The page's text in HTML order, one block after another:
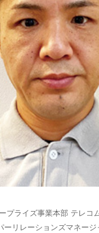
プライズ事業本部 テレコ
ーリレーションズマネージ